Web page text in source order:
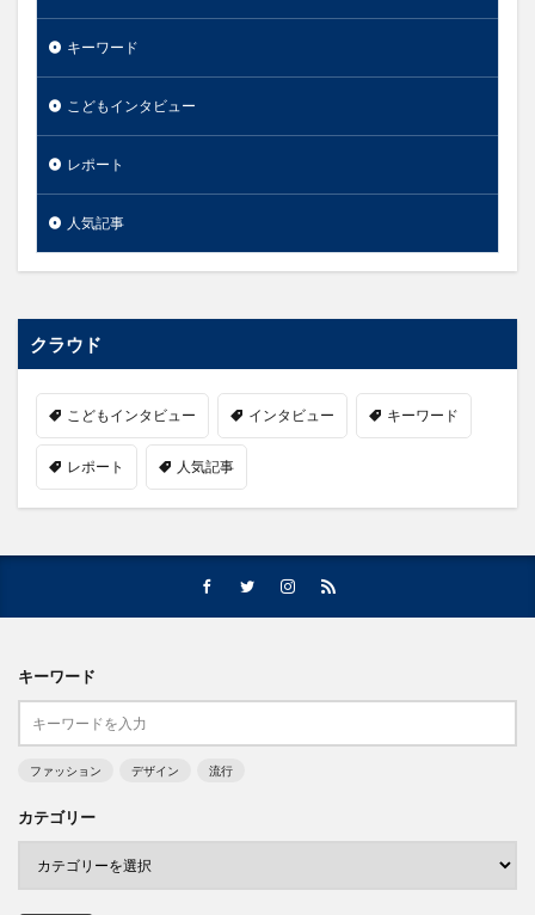
キーワード
こどもインタビュー
レポート
人気記事
クラウド
こどもインタビュー インタビュー キーワード
レポート 人気記事
キーワード
ファッション デザイン 流行
カテゴリー